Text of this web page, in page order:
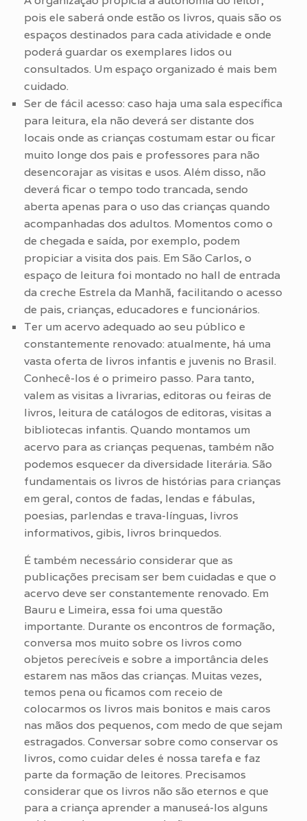
pois ele saberá onde estão os livros, quais são os
espaços destinados para cada atividade e onde
poderá guardar os exemplares lidos ou
consultados. Um espaço organizado é mais bem
cuidado.
Ser de fácil acesso: caso haja uma sala específica
para leitura, ela não deverá ser distante dos
locais onde as crianças costumam estar ou ficar
muito longe dos pais e professores para não
desencorajar as visitas e usos. Além disso, não
deverá ficar o tempo todo trancada, sendo
aberta apenas para o uso das crianças quando
acompanhadas dos adultos. Momentos como o
de chegada e saída, por exemplo, podem
propiciar a visita dos pais. Em São Carlos, o
espaço de leitura foi montado no hall de entrada
da creche Estrela da Manhã, facilitando o acesso
de pais, crianças, educadores e funcionários.
Ter um acervo adequado ao seu público e
constantemente renovado: atualmente, há uma
vasta oferta de livros infantis e juvenis no Brasil.
Conhecê-los é o primeiro passo. Para tanto,
valem as visitas a livrarias, editoras ou feiras de
livros, leitura de catálogos de editoras, visitas a
bibliotecas infantis. Quando montamos um
acervo para as crianças pequenas, também não
podemos esquecer da diversidade literária. São
fundamentais os livros de histórias para crianças
em geral, contos de fadas, lendas e fábulas,
poesias, parlendas e trava-línguas, livros
informativos, gibis, livros brinquedos.
É também necessário considerar que as
publicações precisam ser bem cuidadas e que o
acervo deve ser constantemente renovado. Em
Bauru e Limeira, essa foi uma questão
importante. Durante os encontros de formação,
conversa mos muito sobre os livros como
objetos perecíveis e sobre a importância deles
estarem nas mãos das crianças. Muitas vezes,
temos pena ou ficamos com receio de
colocarmos os livros mais bonitos e mais caros
nas mãos dos pequenos, com medo de que sejam
estragados. Conversar sobre como conservar os
livros, como cuidar deles é nossa tarefa e faz
parte da formação de leitores. Precisamos
considerar que os livros não são eternos e que
para a criança aprender a manuseá-los alguns